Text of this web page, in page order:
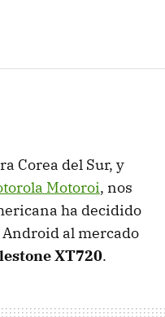
Corea del Sur, y
Motoroi, nos
ha decidido
al mercado
XT720.